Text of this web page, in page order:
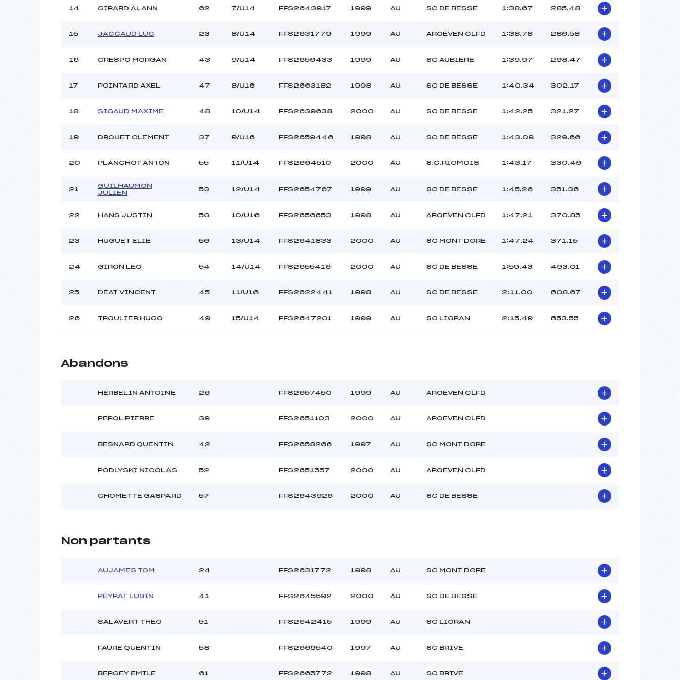
14 GIRARD ALANN 62 7/U14 FFS2643917 1999 AU SC DE BESSE 1:38.67 285.48
15 JACCAUD LUC 23 8/U14 FFS2631779 1999 AU AROEVEN CLFD 1:38.78 286.58
16 CRESPO MORGAN 43 9/U14 FFS2656433 1999 AU SC AUBIERE 1:39.97 298.47
17 POINTARD AXEL 47 8/U16 FFS2663182 1998 AU SC DE BESSE 1:40.34 302.17
18 SIGAUD MAXIME 48 10/U14 FFS2639638 2000 AU SC DE BESSE 1:42.25 321.27
19 DROUET CLEMENT 37 9/U16 FFS2659446 1998 AU SC DE BESSE 1:43.09 329.66
20 PLANCHOT ANTON 55 11/U14 FFS2664510 2000 AU S.C.RIOMOIS 1:43.17 330.46
21
GUILHAUMON
JULIEN
53 12/U14 FFS2654767 1999 AU SC DE BESSE 1:45.26 351.36
22 HANS JUSTIN 50 10/U16 FFS2656653 1998 AU AROEVEN CLFD 1:47.21 370.85
23 HUGUET ELIE 56 13/U14 FFS2641833 2000 AU SC MONT DORE 1:47.24 371.15
24 GIRON LEO 54 14/U14 FFS2655416 2000 AU SC DE BESSE 1:59.43 493.01
25 DEAT VINCENT 45 11/U16 FFS2622441 1998 AU SC DE BESSE 2:11.00 608.67
26 TROULIER HUGO 49 15/U14 FFS2647201 1999 AU SC LIORAN 2:15.49 653.55
Abandons
HERBELIN ANTOINE 26 FFS2657450 1999 AU AROEVEN CLFD
PEROL PIERRE 39 FFS2651103 2000 AU AROEVEN CLFD
BESNARD QUENTIN 42 FFS2658266 1997 AU SC MONT DORE
PODLYSKI NICOLAS 52 FFS2651557 2000 AU AROEVEN CLFD
CHOMETTE GASPARD 57 FFS2643926 2000 AU SC DE BESSE
Non partants
AUJAMES TOM 24 FFS2631772 1998 AU SC MONT DORE
PEYRAT LUBIN 41 FFS2645592 2000 AU SC DE BESSE
SALAVERT THEO 51 FFS2642415 1999 AU SC LIORAN
FAURE QUENTIN 58 FFS2669540 1997 AU SC BRIVE
BERGEY EMILE 61 FFS2665772 1998 AU SC BRIVE